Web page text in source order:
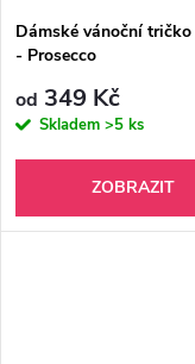
Dámské vánoční
- Prosecco
od 349 Kč
Skladem >5 ks
ZOBRAZIT